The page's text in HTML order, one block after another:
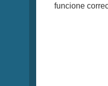
funcione